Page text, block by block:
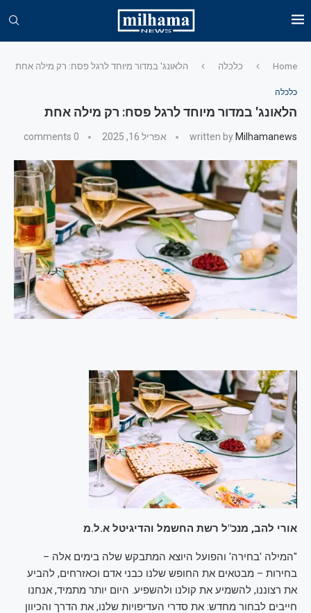
Home כלכלה הלאונג' במדור מיוחד לרגל פסח: רק מילה אחת
כלכלה
הלאונג' במדור מיוחד לרגל פסח: רק מילה אחת
written by Milhamanews אפריל 16, 2025 0 comments
אורי להב, מנכ"ל רשת החשמל והדיגיטל א.ל.מ
"המילה 'בחירה' והפועל היוצא המתבקש שלה בימים אלה –
בחירות – מבטאים את החופש שלנו כבני אדם וכאזרחים, להביע
את רצוננו, להשמיע את קולנו ולהשפיע. היום יותר מתמיד, אנחנו
חייבים לבחור מחדש: את סדרי העדיפויות שלנו, את הדרך והכיוון